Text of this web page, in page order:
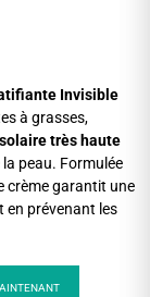
Invisible
à grasses,
très haute
peau. Formulée
crème garantit une
en prévenant les